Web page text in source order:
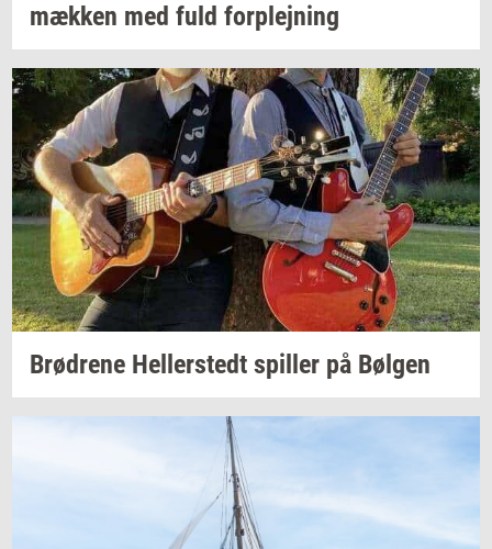
mæk­ken med fuld for­plej­ning
Brød­re­ne Hel­ler­stedt spil­ler på Bøl­gen